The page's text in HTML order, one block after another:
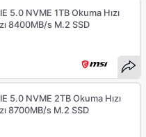
5.0 NVME 1TB Okuma Hızı
8400MB/s M.2 SSD
5.0 NVME 2TB Okuma Hızı
8700MB/s M.2 SSD